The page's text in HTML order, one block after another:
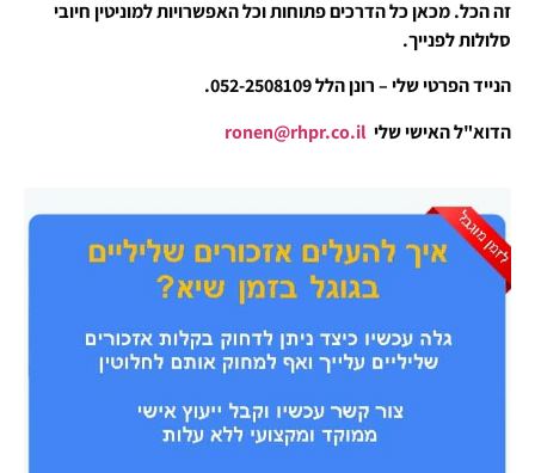
זה הכל. מכאן כל הדרכים פתוחות וכל האפשרויות למוניטין חיובי
סלולות לפנייך.
הנייד הפרטי שלי – רונן הלל 052-2508109.
הדוא"ל האישי שלי